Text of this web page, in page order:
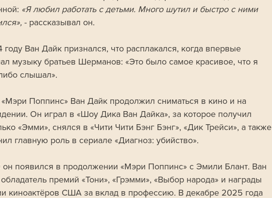
«Я любил работать с детьми. Много шутил и быстро с ними
- рассказывал он.
году Ван Дайк признался, что расплакался, когда впервые
музыку братьев Шерманов: «Это было самое красивое, что я
слышал».
Поппинс» Ван Дайк продолжил сниматься в кино и на
Он играл в «Шоу Дика Ван Дайка», за которое получил
«Эмми», снялся в «Чити Чити Бэнг Бэнг», «Дик Трейси», а также
главную роль в сериале «Диагноз: убийство».
он появился в продолжении «Мэри Поппинс» с Эмили Блант. Ван
премий «Тони», «Грэмми», «Выбор народа» и награды
киноактёров США за вклад в профессию. В декабре 2025 года